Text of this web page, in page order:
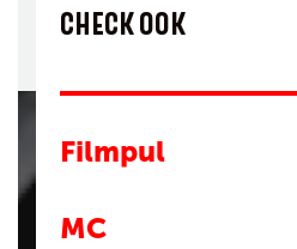
CHECK OOK
Filmpul
MC